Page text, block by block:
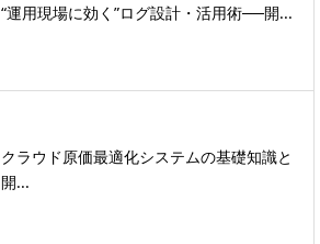
“運用現場に効く”ログ設計・活用術──開...
クラウド原価最適化システムの基礎知識と
開...